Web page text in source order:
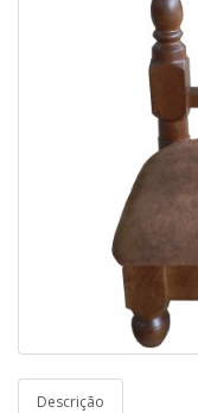
Descrição